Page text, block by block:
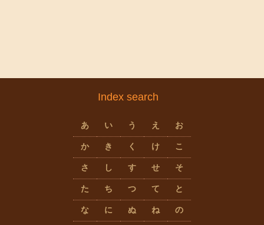
Index search
あ い う え お
か き く け こ
さ し す せ そ
た ち つ て と
な に ぬ ね の